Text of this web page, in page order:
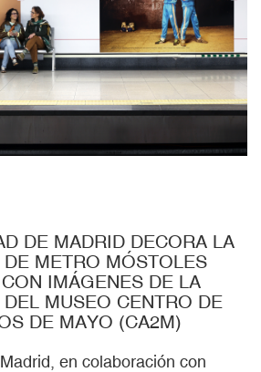
DE MADRID DECORA LA
METRO MÓSTOLES
IMÁGENES DE LA
MUSEO CENTRO DE
DE MAYO (CA2M)
en colaboración con